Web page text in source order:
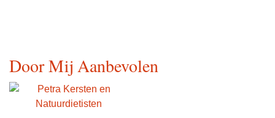
Door Mij Aanbevolen